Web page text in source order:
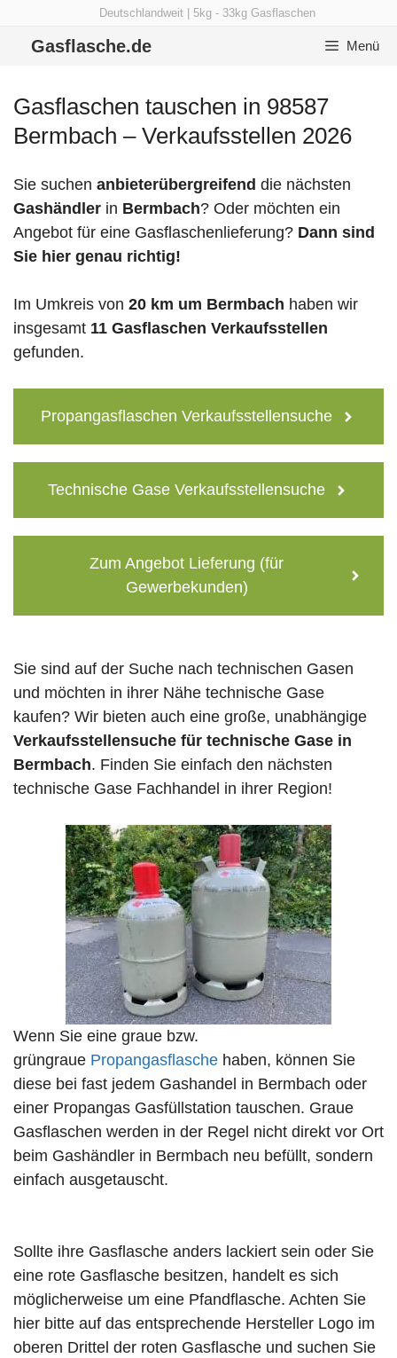
Deutschlandweit | 5kg - 33kg Gasflaschen
Gasflasche.de Menü
Gasflaschen tauschen in 98587
Bermbach – Verkaufsstellen 2026
Sie suchen anbieterübergreifend die nächsten
Gashändler in Bermbach? Oder möchten ein
Angebot für eine Gasflaschenlieferung? Dann sind
Sie hier genau richtig!
Im Umkreis von 20 km um Bermbach haben wir
insgesamt 11 Gasflaschen Verkaufsstellen
gefunden.
Propangasflaschen Verkaufsstellensuche
Technische Gase Verkaufsstellensuche
Zum Angebot Lieferung (für
Gewerbekunden)
Sie sind auf der Suche nach technischen Gasen
und möchten in ihrer Nähe technische Gase
kaufen? Wir bieten auch eine große, unabhängige
Verkaufsstellensuche für technische Gase in
Bermbach. Finden Sie einfach den nächsten
technische Gase Fachhandel in ihrer Region!
Wenn Sie eine graue bzw.
grüngraue Propangasflasche haben, können Sie
diese bei fast jedem Gashandel in Bermbach oder
einer Propangas Gasfüllstation tauschen. Graue
Gasflaschen werden in der Regel nicht direkt vor Ort
beim Gashändler in Bermbach neu befüllt, sondern
einfach ausgetauscht.
Sollte ihre Gasflasche anders lackiert sein oder Sie
eine rote Gasflasche besitzen, handelt es sich
möglicherweise um eine Pfandflasche. Achten Sie
hier bitte auf das entsprechende Hersteller Logo im
oberen Drittel der roten Gasflasche und suchen Sie